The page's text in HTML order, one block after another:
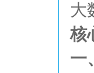
大
核
一